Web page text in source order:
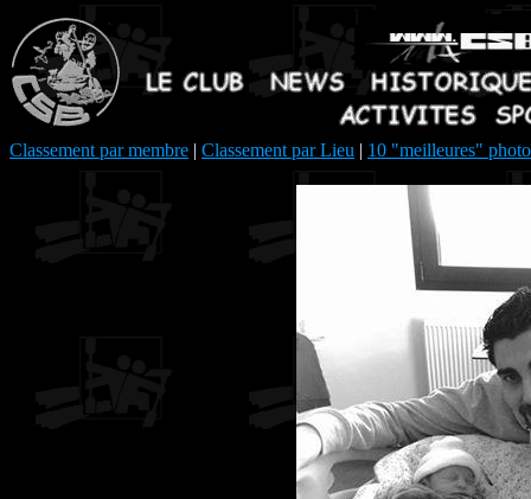
Classement par membre | Classement par Lieu | 10 "meilleures"